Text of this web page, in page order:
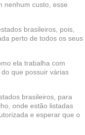
nenhum custo, esse
brasileiros, pois,
perto de todos os seus
ela trabalha com
que possuir várias
brasileiros, para
onde estão listadas
e esperar que o